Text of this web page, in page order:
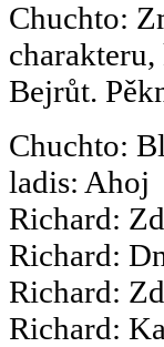
Chuchto:
Bejrůt.
Chuchto:
ladis: Ahoj
Richard:
Richard:
Richard:
Richard: